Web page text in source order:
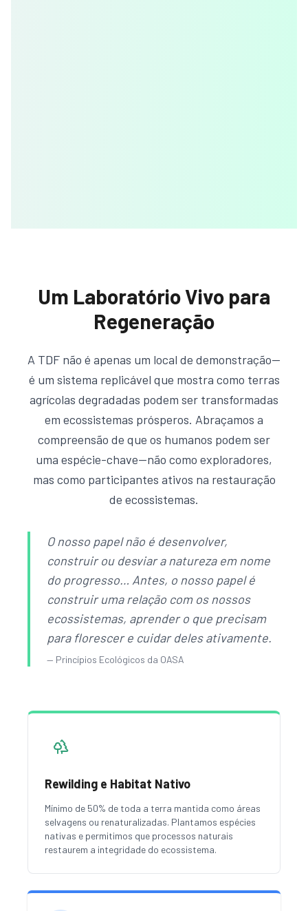
Um Laboratório Vivo para
Regeneração
A TDF não é apenas um local de demonstração—
é um sistema replicável que mostra como terras
agrícolas degradadas podem ser transformadas
em ecossistemas prósperos. Abraçamos a
compreensão de que os humanos podem ser
uma espécie-chave—não como exploradores,
mas como participantes ativos na restauração
de ecossistemas.
O nosso papel não é desenvolver,
construir ou desviar a natureza em nome
do progresso… Antes, o nosso papel é
construir uma relação com os nossos
ecossistemas, aprender o que precisam
para florescer e cuidar deles ativamente.
— Princípios Ecológicos da OASA
Rewilding e Habitat Nativo
Mínimo de 50% de toda a terra mantida como áreas
selvagens ou renaturalizadas. Plantamos espécies
nativas e permitimos que processos naturais
restaurem a integridade do ecossistema.